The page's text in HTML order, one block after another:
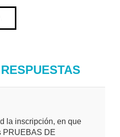
la inscripción, en que
PRUEBAS DE